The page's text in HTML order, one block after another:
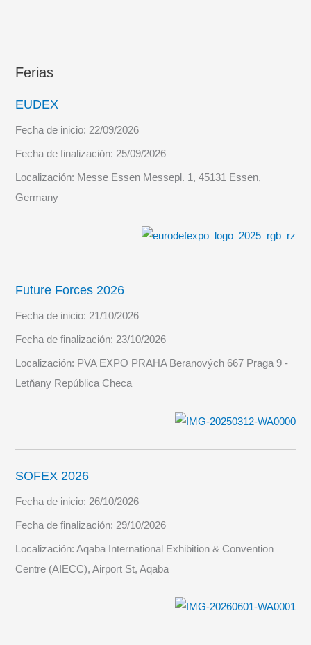
Ferias
EUDEX
Fecha de inicio:22/09/2026
Fecha de finalización:25/09/2026
Localización: Messe Essen Messepl. 1, 45131 Essen,
Germany
Future Forces 2026
Fecha de inicio: 21/10/2026
Fecha de finalización: 23/10/2026
Localización: PVA EXPO PRAHA Beranových 667 Praga 9 -
Letňany República Checa
SOFEX 2026
Fecha de inicio: 26/10/2026
Fecha de finalización: 29/10/2026
Localización:Aqaba International Exhibition & Convention
Centre (AIECC), Airport St, Aqaba